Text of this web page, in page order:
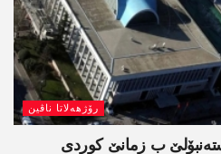
رۆژھەلاتا ناڤین
ب زمانێ کوردی